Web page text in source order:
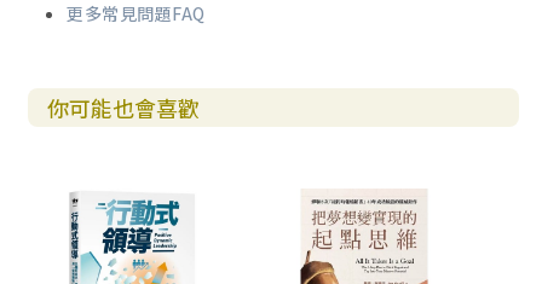
更多常見問題FAQ
你可能也會喜歡